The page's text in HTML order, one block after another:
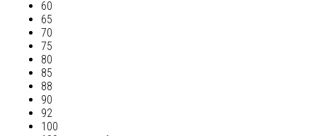
60
65
70
75
80
85
88
90
92
100